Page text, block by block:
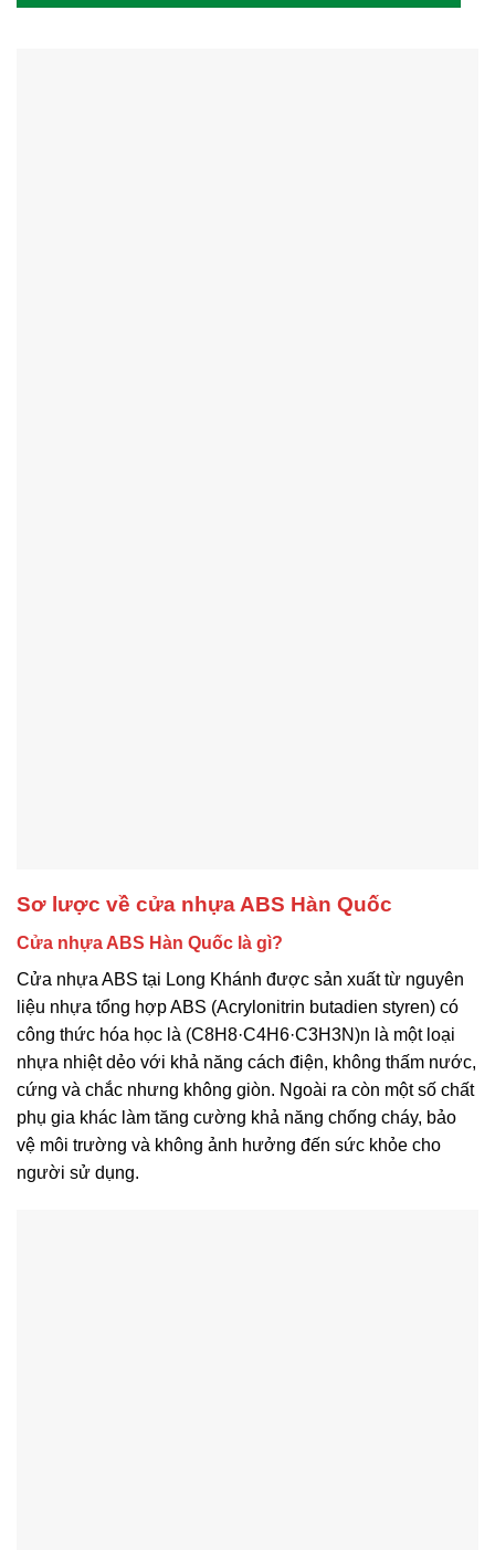
Sơ lược về cửa nhựa ABS Hàn Quốc
Cửa nhựa ABS Hàn Quốc là gì?
Cửa nhựa ABS tại Long Khánh được sản xuất từ nguyên
liệu nhựa tổng hợp ABS (Acrylonitrin butadien styren) có
công thức hóa học là (C8H8·C4H6·C3H3N)n là một loại
nhựa nhiệt dẻo với khả năng cách điện, không thấm nước,
cứng và chắc nhưng không giòn. Ngoài ra còn một số chất
phụ gia khác làm tăng cường khả năng chống cháy, bảo
vệ môi trường và không ảnh hưởng đến sức khỏe cho
người sử dụng.